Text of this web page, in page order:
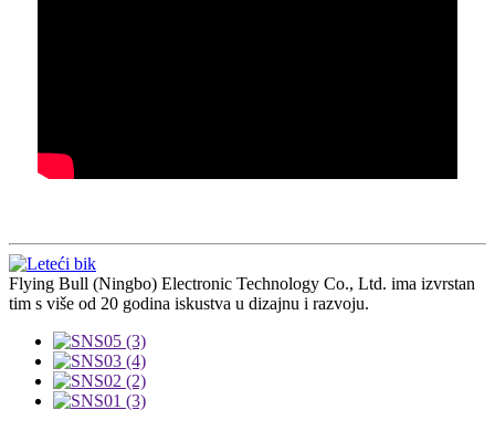
Flying Bull (Ningbo) Electronic Technology Co., Ltd. ima izvrstan
tim s više od 20 godina iskustva u dizajnu i razvoju.